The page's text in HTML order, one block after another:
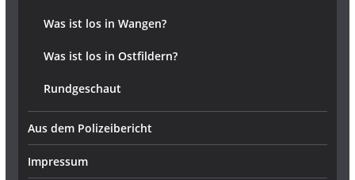
Was ist los in Wangen?
Was ist los in Ostfildern?
Rundgeschaut
Aus dem Polizeibericht
Impressum